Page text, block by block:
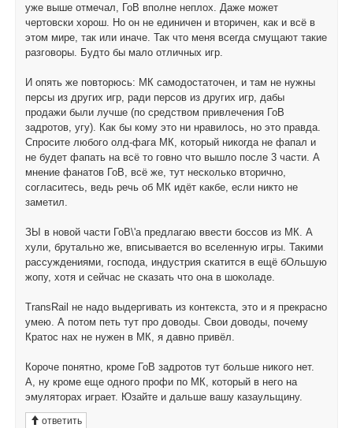
уже выше отмечал, ГоВ вполне неплох. Даже может
чертовски хорош. Но он не единичен и вторичен, как и всё в
этом мире, так или иначе. Так что меня всегда смущают такие
разговоры. Будто бы мало отличных игр.
И опять же повторюсь: МК самодостаточен, и там не нужны
персы из других игр, ради персов из других игр, дабы
продажи были лучше (по средством привлечения ГоВ
задротов, угу). Как бы кому это ни нравилось, но это правда.
Спросите любого олд-фага МК, который никогда не фапал и
не будет фапать на всё то говно что вышло после 3 части. А
мнение фанатов ГоВ, всё же, тут несколько вторично,
согласитесь, ведь речь об МК идёт какбе, если никто не
заметил.
ЗЫ в новой части ГоВ\'а предлагаю ввести боссов из МК. А
хули, брутально же, вписывается во вселенную игры. Такими
рассуждениями, господа, индустрия скатится в ещё бОльшую
жопу, хотя и сейчас не сказать что она в шоколаде.
TransRail не надо выдергивать из контекста, это и я прекрасно
умею. А потом петь тут про доводы. Свои доводы, почему
Кратос нах не нужен в МК, я давно привёл.
Короче понятно, кроме ГоВ задротов тут больше никого нет.
А, ну кроме еще одного профи по МК, который в него на
эмуляторах играет. Юзайте и дальше вашу казаульщину.
ответить